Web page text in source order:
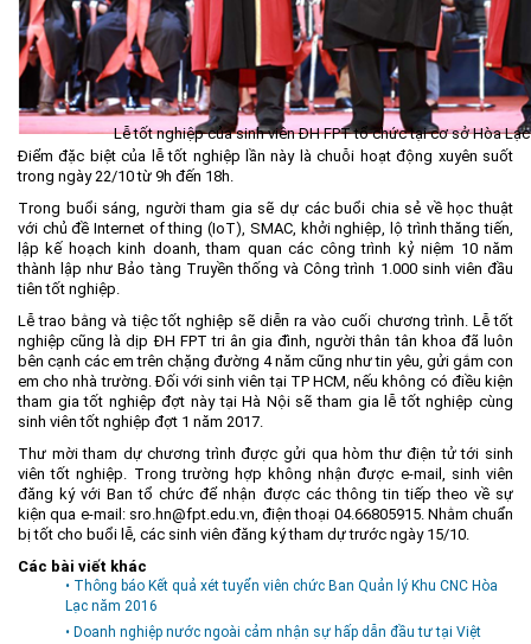
Khu CNC Hòa Lạc
Lao động
Môi trường
Quy hoạch - Xây dựng
Ưu đãi đầu tư
Công nghệ và Sản phẩm
Văn bản khác
Liên kết
Liên hệ
Lễ tốt nghiệp của sinh viên ĐH FPT tổ chức tại cơ sở Hòa
Điểm đặc biệt của lễ tốt nghiệp lần này là chuỗi hoạt động xuyên suốt
trong ngày 22/10 từ 9h đến 18h.
Trong buổi sáng, người tham gia sẽ dự các buổi chia sẻ về học thuật
với chủ đề Internet of thing (IoT), SMAC, khởi nghiệp, lộ trình thăng tiến,
lập kế hoạch kinh doanh, tham quan các công trình kỷ niệm 10 năm
thành lập như Bảo tàng Truyền thống và Công trình 1.000 sinh viên đầu
tiên tốt nghiệp.
Lễ trao bằng và tiệc tốt nghiệp sẽ diễn ra vào cuối chương trình. Lễ tốt
nghiệp cũng là dịp ĐH FPT tri ân gia đình, người thân tân khoa đã luôn
bên cạnh các em trên chặng đường 4 năm cũng như tin yêu, gửi gắm con
em cho nhà trường. Đối với sinh viên tại TP HCM, nếu không có điều kiện
tham gia tốt nghiệp đợt này tại Hà Nội sẽ tham gia lễ tốt nghiệp cùng
sinh viên tốt nghiệp đợt 1 năm 2017.
Thư mời tham dự chương trình được gửi qua hòm thư điện tử tới sinh
viên tốt nghiệp. Trong trường hợp không nhận được e-mail, sinh viên
đăng ký với Ban tổ chức để nhận được các thông tin tiếp theo về sự
kiện qua e-mail: sro.hn@fpt.edu.vn, điện thoại 04.66805915. Nhằm chuẩn
bị tốt cho buổi lễ, các sinh viên đăng ký tham dự trước ngày 15/10.
Các bài viết khác
• Thông báo Kết quả xét tuyển viên chức Ban Quản lý Khu CNC Hòa
Lạc năm 2016
• Doanh nghiệp nước ngoài cảm nhận sự hấp dẫn đầu tư tại Việt